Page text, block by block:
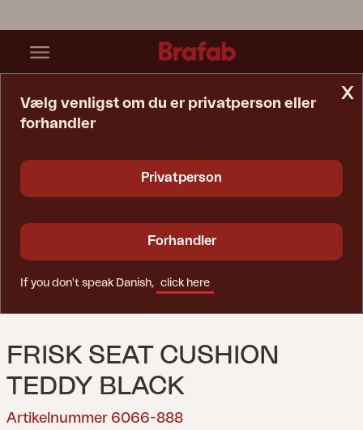
FRISK SEAT CUSHION
TEDDY BLACK
Artikelnummer 6066-888
x
Vælg venligst om du er privatperson eller
forhandler
Privatperson
Forhandler
If you don't speak Danish, click here